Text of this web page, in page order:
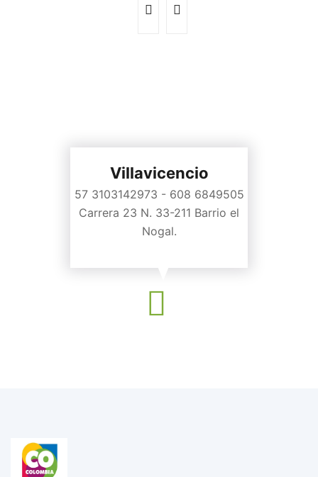
Villavicencio
57 3103142973 - 608 6849505
Carrera 23 N. 33-211 Barrio el
Nogal.